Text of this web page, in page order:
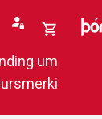
um
Opna
körfu